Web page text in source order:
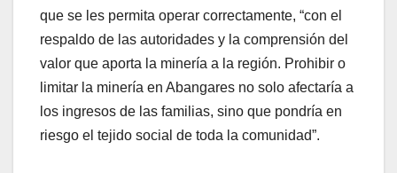
que se les permita operar correctamente, “con el
respaldo de las autoridades y la comprensión del
valor que aporta la minería a la región. Prohibir o
limitar la minería en Abangares no solo afectaría a
los ingresos de las familias, sino que pondría en
riesgo el tejido social de toda la comunidad”.